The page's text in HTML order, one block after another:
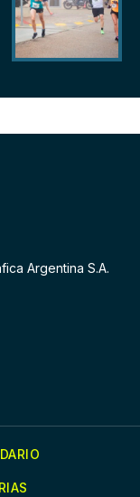
Argentina S.A.